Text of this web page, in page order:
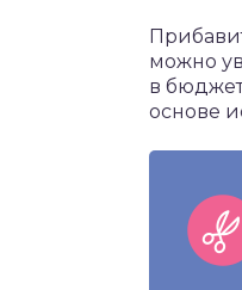
можно
в
основе